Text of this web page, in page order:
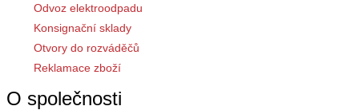
Odvoz elektroodpadu
Konsignační sklady
Otvory do rozváděčů
Reklamace zboží
O společnosti